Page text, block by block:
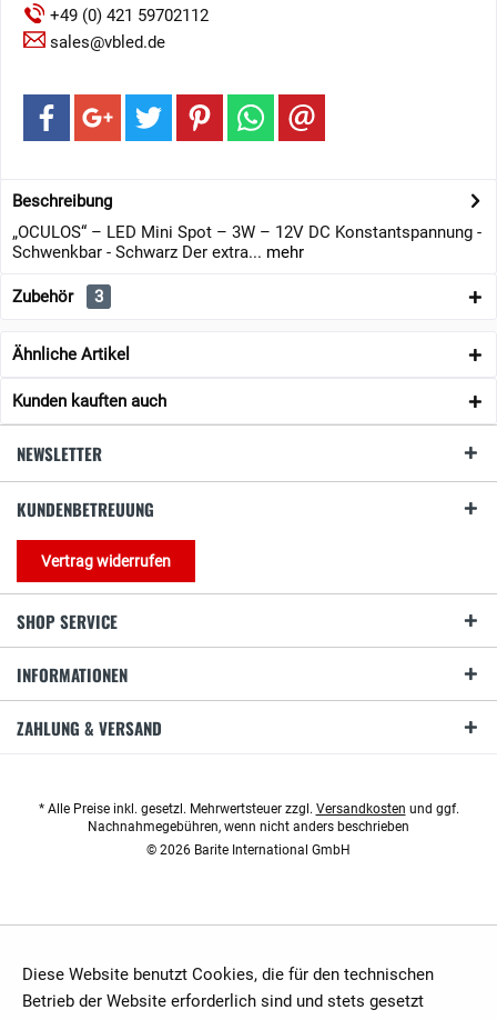
+49 (0) 421 59702112
sales@vbled.de
Beschreibung
„OCULOS“ – LED Mini Spot – 3W – 12V DC Konstantspannung -
Schwenkbar - Schwarz Der extra... mehr
Zubehör 3
Ähnliche Artikel
Kunden kauften auch
NEWSLETTER
KUNDENBETREUUNG
Vertrag widerrufen
SHOP SERVICE
INFORMATIONEN
ZAHLUNG & VERSAND
* Alle Preise inkl. gesetzl. Mehrwertsteuer zzgl. Versandkosten und ggf.
Nachnahmegebühren, wenn nicht anders beschrieben
© 2026 Barite International GmbH
Diese Website benutzt Cookies, die für den technischen
Betrieb der Website erforderlich sind und stets gesetzt